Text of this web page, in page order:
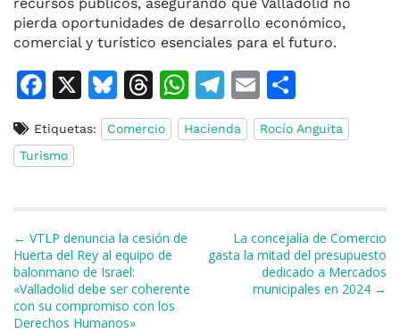
pierda oportunidades de desarrollo económico,
comercial y turístico esenciales para el futuro.
F
c
e
o
o
k
X
Bl
u
e
y
T
h
re
s
W
h
at
T
el
e
m
E
m
ai
o
m
ti
r
Etiquetas: Comercio Hacienda
Rocío Anguita
Turismo
Navegación de entradas
← VTLP denuncia la cesión de
Huerta del Rey al equipo de
balonmano de Israel:
«Valladolid debe ser coherente
con su compromiso con los
Derechos Humanos»
La concejalía de Comercio
gasta la mitad del presupuesto
dedicado a Mercados
municipales en 2024 →